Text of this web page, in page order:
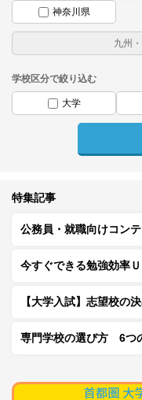
神奈川県
学校区分で絞り込む
大学
特集記事
公務員・就職向けコン
今すぐできる勉強効率
【大学入試】志望校の
専門学校の選び方 6つ